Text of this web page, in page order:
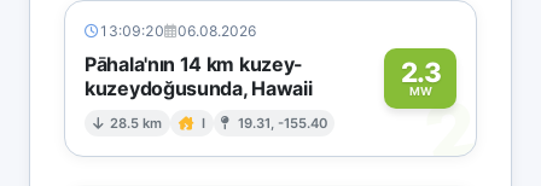
13:09:20 06.08.2026
Pāhala'nın 14 km kuzey-
kuzeydoğusunda, Hawaii
28.5 km I 19.31, -155.40
2.3
MW
2